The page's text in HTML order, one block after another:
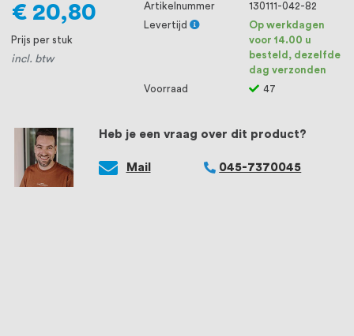
Heb je een vraag over dit product?
Mail 045-7370045
€ 20,80
Prijs per stuk
incl. btw
Artikelnummer
130111-042-82
Levertijd
Op werkdagen
voor 14.00 u
besteld, dezelfde
dag verzonden
Voorraad
47